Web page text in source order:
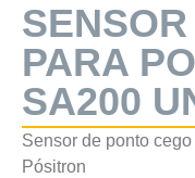
PARA
SA200
Sensor de ponto
Pósitron